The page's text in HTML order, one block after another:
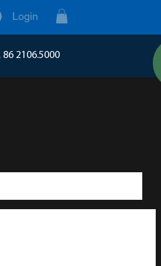
Login
86 2106.5000